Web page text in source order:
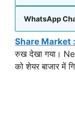
WhatsApp
Share Market
रुख देखा गया।
को शेयर बाजार में